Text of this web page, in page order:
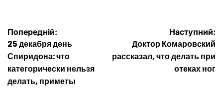
Навігація
записів
Попередній:
25 декабря день
Спиридона: что
категорически нельзя
делать, приметы
Наступний:
Доктор Комаровский
рассказал, что делать при
отеках ног